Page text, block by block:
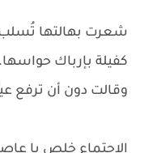
شعرت بهالتها تُسلب
كفيلة بإرباك
وقالت دون أن ترفع
الاجتماع خلص يا